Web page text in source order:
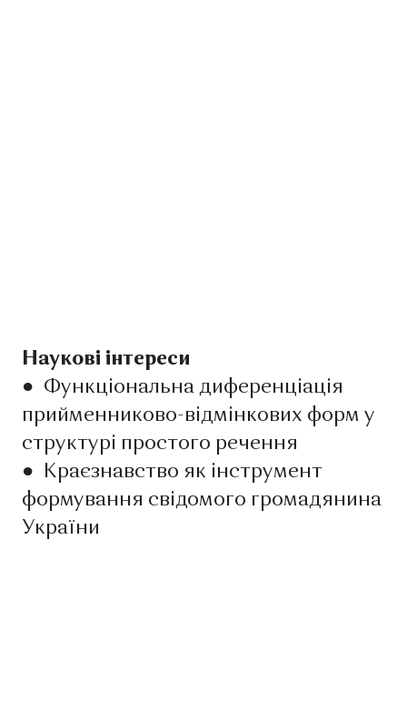
Наукові інтереси
● Функціональна диференціація
прийменниково-відмінкових форм у
структурі простого речення
●
Краєзнавство як інструмент
формування свідомого громадянина
України